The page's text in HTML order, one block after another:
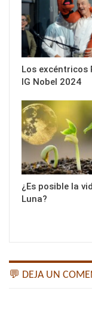
Los excéntricos
IG Nobel 2024
¿Es posible la
Luna?
💬 DEJA UN